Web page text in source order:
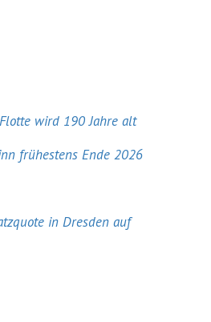
wird 190 Jahre alt
frühestens Ende 2026
in Dresden auf